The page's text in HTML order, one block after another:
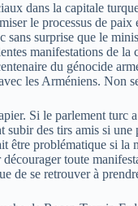
dans la capitale
le processus de
surprise que le
manifestations de
du génocide
les Arméniens. Non
Si le parlement turc
des tirs amis si
être problématique si
toute
de se retrouver à